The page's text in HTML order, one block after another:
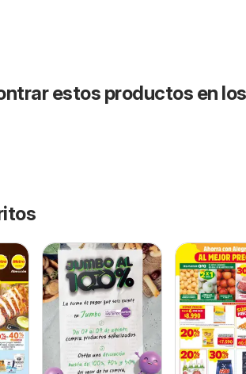
estos productos en los